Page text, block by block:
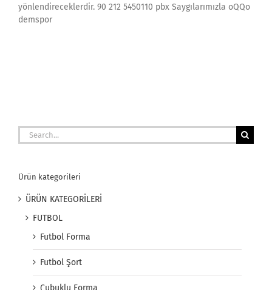
yönlendireceklerdir. 90 212 5450110 pbx Saygılarımızla oQQo
demspor
Search
for:
Ürün kategorileri
ÜRÜN KATEGORİLERİ
FUTBOL
Futbol Forma
Futbol Şort